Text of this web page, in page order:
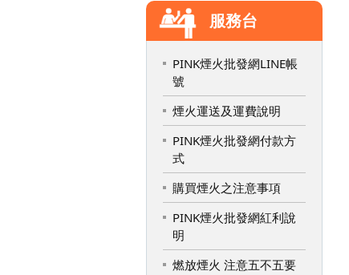
服務台
PINK煙火批發網LINE帳
號
煙火運送及運費說明
PINK煙火批發網付款方
式
購買煙火之注意事項
PINK煙火批發網紅利說
明
燃放煙火 注意五不五要